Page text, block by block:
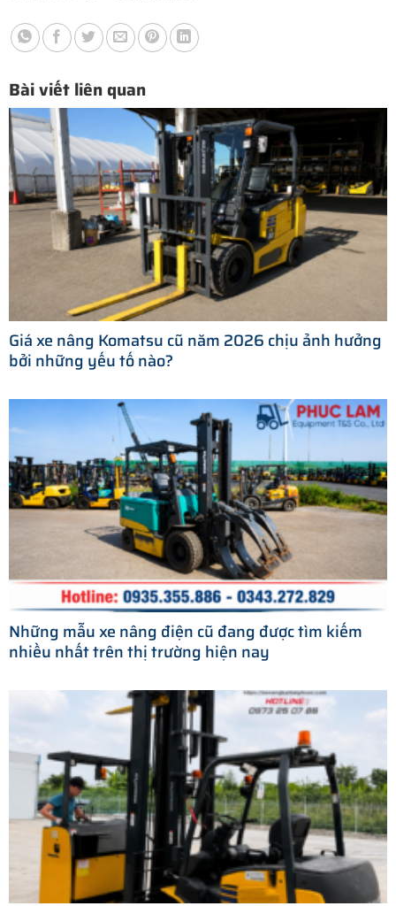
Bài viết liên quan
Giá xe nâng Komatsu cũ năm 2026 chịu ảnh hưởng
bởi những yếu tố nào?
Những mẫu xe nâng điện cũ đang được tìm kiếm
nhiều nhất trên thị trường hiện nay